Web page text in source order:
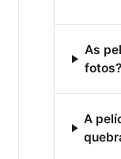
As
fotos?
A